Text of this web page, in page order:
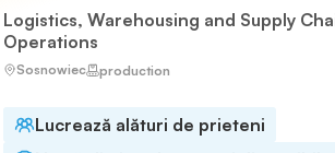
Logistics, Warehousing and Supply
Operations
Sosnowiec production
Lucrează alături de prieteni